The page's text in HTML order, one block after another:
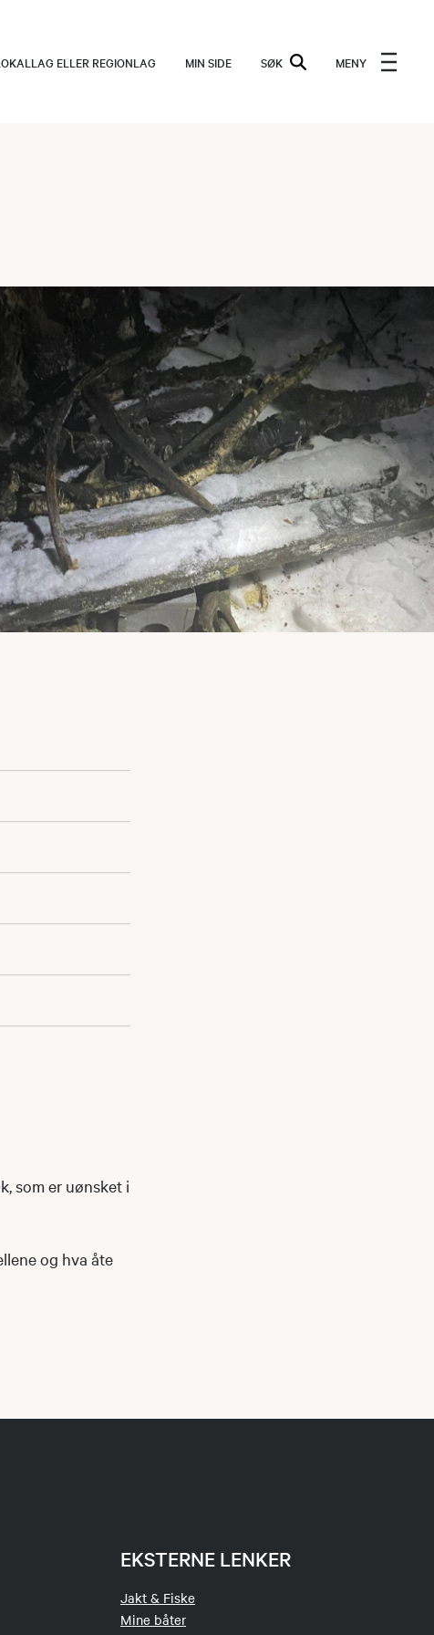
ELLER REGIONLAG MIN SIDE SØK MENY
som er uønsket i
og hva åte
EKSTERNE LENKER
Jakt & Fiske
Mine båter